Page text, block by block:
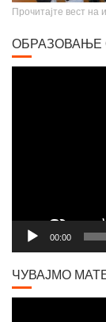
Прочитајте вест
ОБРАЗОВАЊЕ
00:00
ЧУВАЈМО